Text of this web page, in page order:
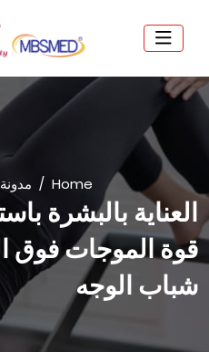
Home مدونة
العناية بالبشرة
قوة الموجات فوق
شباب الوجه